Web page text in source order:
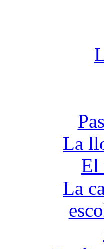
La
El
La